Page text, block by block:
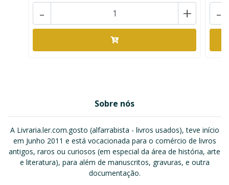
+
- -
Sobre nós
A Livraria.ler.com.gosto (alfarrabista - livros usados), teve início
em Junho 2011 e está vocacionada para o comércio de livros
antigos, raros ou curiosos (em especial da área de história, arte
e literatura), para além de manuscritos, gravuras, e outra
documentação.